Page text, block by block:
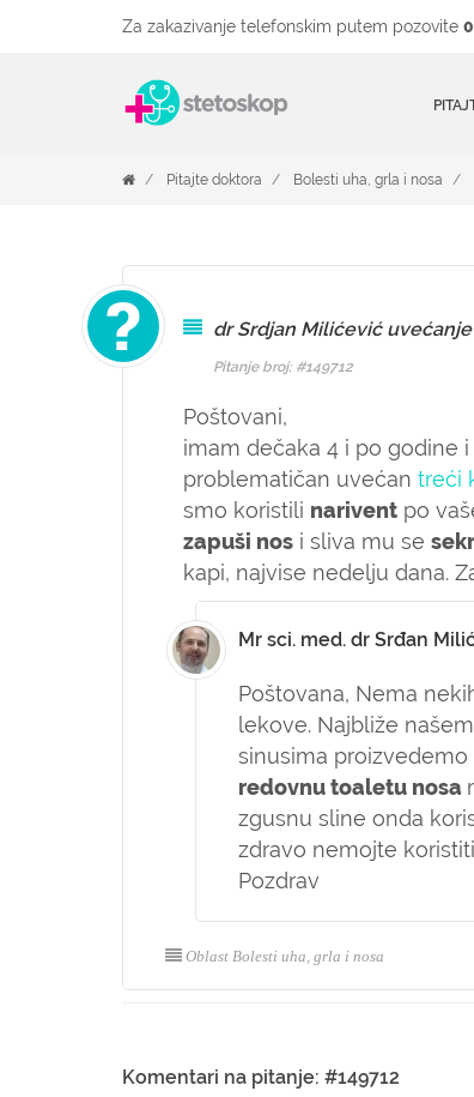
Za zakazivanje telefonskim putem pozovite
Pitajte doktora Bolesti uha, grla i nosa
dr Srdjan Milićević
Pitanje broj: #149712
Poštovani,
imam dečaka 4 i po godine
problematičan uvećan treći
smo koristili narivent po
zapuši nos i sliva mu se
kapi, najvise nedelju dana.
Mr sci. med. dr Srđan
Poštovana, Nema
lekove. Najbliže
sinusima
redovnu toaletu nosa
zgusnu sline onda
zdravo nemojte
Pozdrav
Oblast Bolesti uha, grla i nosa
Komentari na pitanje: #149712